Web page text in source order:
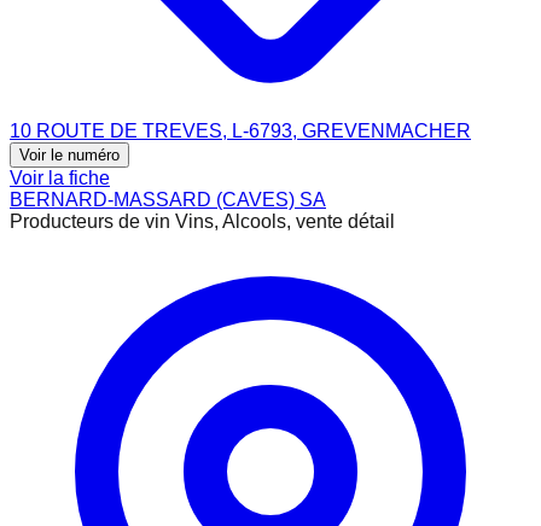
10 ROUTE DE TREVES, L-6793, GREVENMACHER
Voir le numéro
Voir la fiche
BERNARD-MASSARD (CAVES) SA
Producteurs de vin Vins, Alcools, vente détail